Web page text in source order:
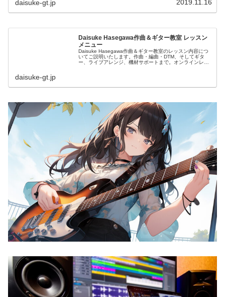
daisuke-gt.jp 2019.11.16
Daisuke Hasegawa作曲＆ギター教室 レッスン
メニュー
Daisuke Hasegawa作曲＆ギター教室のレッスン内容につ
いてご説明いたします。作曲・編曲・DTM、そしてギタ
ー、ライブアレンジ、機材サポートまで。オンラインレッ
daisuke-gt.jp